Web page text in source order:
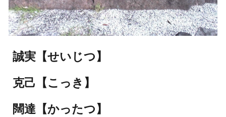
誠実【せいじつ】
克己【こっき】
闊達【かったつ】